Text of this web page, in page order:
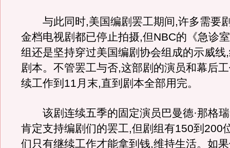
与此同时,美国编剧罢工期间,许多需要
金档电视剧都已停止拍摄,但NBC的《急诊
组还是坚持穿过美国编剧协会组成的示威线
剧本。不管罢工与否,这部剧的演员和幕后
续工作到11月末,直到剧本全部用完。
该剧连续五季的固定演员巴曼德·那格瑞
肯定支持编剧们的罢工,但剧组有150到200
们只有继续工作才能拿到钱,维持生活。如